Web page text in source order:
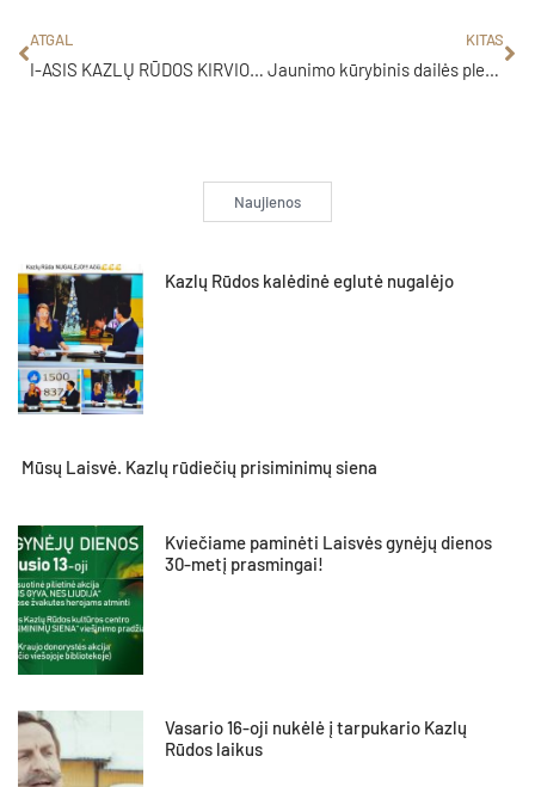
ATGAL
I-ASIS KAZLŲ RŪDOS KIRVIO KOTO KOŠĖS KONKURSAS
KITAS
Jaunimo kūrybinis dailės pleneras „Dermės”
Naujienos
Kazlų Rūdos kalėdinė eglutė nugalėjo
Mūsų Laisvė. Kazlų rūdiečių prisiminimų siena
Kviečiame paminėti Laisvės gynėjų dienos
30-metį prasmingai!
Vasario 16-oji nukėlė į tarpukario Kazlų
Rūdos laikus